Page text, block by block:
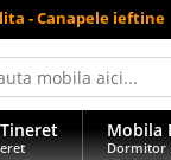
- Canapele ieftine
Mobila
Dormitor